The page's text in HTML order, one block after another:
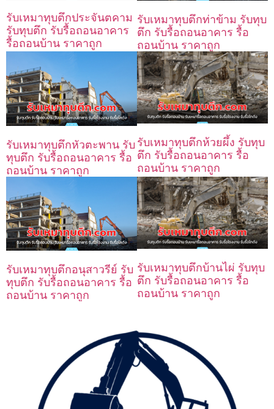
รับเหมาทุบตึกประจันตคาม
รับทุบตึก รับรื้อถอนอาคาร
รื้อถอนบ้าน ราคาถูก
รับเหมาทุบตึกท่าข้าม รับทุบ
ตึก รับรื้อถอนอาคาร รื้อ
ถอนบ้าน ราคาถูก
รับเหมาทุบตึกหัวตะพาน รับ
ทุบตึก รับรื้อถอนอาคาร รื้อ
ถอนบ้าน ราคาถูก
รับเหมาทุบตึกห้วยผึ้ง รับทุบ
ตึก รับรื้อถอนอาคาร รื้อ
ถอนบ้าน ราคาถูก
รับเหมาทุบตึกอนุสาวรีย์ รับ
ทุบตึก รับรื้อถอนอาคาร รื้อ
ถอนบ้าน ราคาถูก
รับเหมาทุบตึกบ้านไผ่ รับทุบ
ตึก รับรื้อถอนอาคาร รื้อ
ถอนบ้าน ราคาถูก